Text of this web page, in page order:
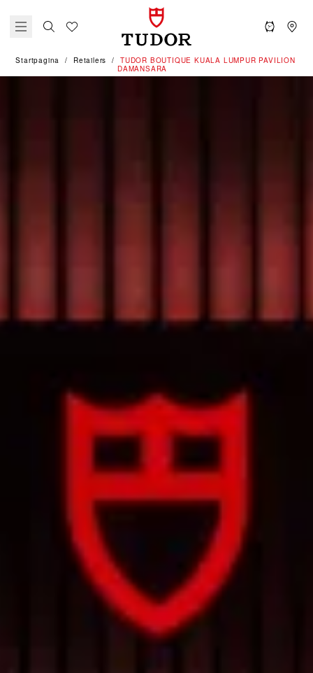
Startpagina Retailers
‭TUDOR BOUTIQUE KUALA LUMPUR PAVILION
DAMANSARA‬